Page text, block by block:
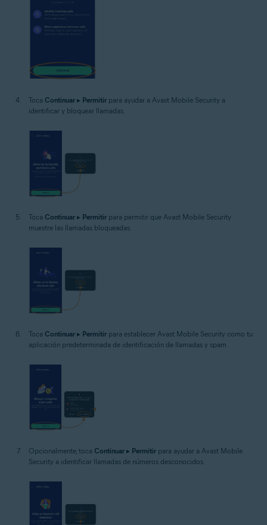
Toca Continuar ▸ Permitir para ayudar a Avast Mobile Security a
identificar y bloquear llamadas.
Toca Continuar ▸ Permitir para permitir que Avast Mobile Security
muestre las llamadas bloqueadas.
Toca Continuar ▸ Permitir para establecer Avast Mobile Security como tu
aplicación predeterminada de identificación de llamadas y spam.
Opcionalmente, toca Continuar ▸ Permitir para ayudar a Avast Mobile
Security a identificar llamadas de números desconocidos.